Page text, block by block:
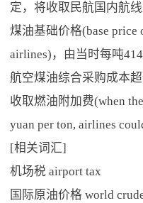
定，将收取民航国内航
煤油基础价格(base
airlines)，由当时每吨
航空煤油综合采购成本
收取燃油附加费(when
yuan per ton, airlines
[相关词汇]
机场税 airport tax
国际原油价格 world